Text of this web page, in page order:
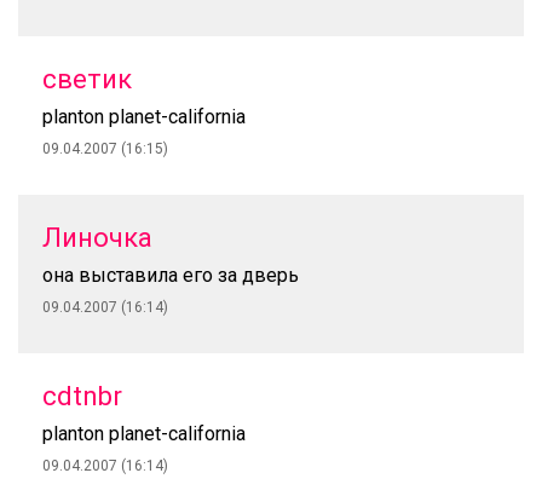
светик
planton planet-california
09.04.2007 (16:15)
Линочка
она выставила его за дверь
09.04.2007 (16:14)
cdtnbr
planton planet-california
09.04.2007 (16:14)